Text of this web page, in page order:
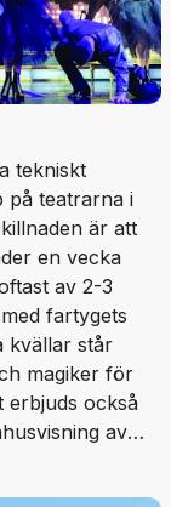
tekniskt
på teatrarna i
är att
en vecka
av 2-3
fartygets
kvällar står
magiker för
erbjuds också
av